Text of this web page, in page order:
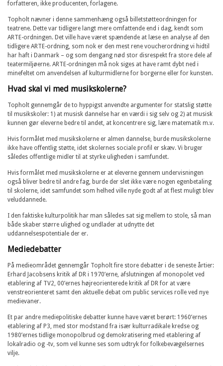
forfatteren, ikke producenten, forlagene.
Topholt nævner i denne sammenhæng også billetstøtteordningen for
teatrene. Dette var tidligere langt mere omfattende end i dag, kendt som
ARTE-ordningen. Det ville have været spændende at læse en analyse af den
tidligere ARTE-ordning, som nok er den mest rene voucherordning vi hidtil
har haft i Danmark – og som dengang nød stor disrespekt fra store dele af
teatermiljøerne. ARTE-ordningen må nok siges at have ramt dybt ned i
minefeltet om anvendelsen af kulturmidlerne for borgerne eller for kunsten.
Hvad skal vi med musikskolerne?
Topholt gennemgår de to hyppigst anvendte argumenter for statslig støtte
til musikskoler: 1) at musisk dannelse har en værdi i sig selv og 2) at musisk
kunnen gør eleverne bedre til andet, at koncentrere sig, lære matematik m.v.
Hvis formålet med musikskolerne er almen dannelse, burde musikskolerne
ikke have offentlig støtte, idet skolernes sociale profil er skæv. Vi bruger
således offentlige midler til at styrke uligheden i samfundet.
Hvis formålet med musikskolerne er at eleverne gennem undervisningen
også bliver bedre til andre fag, burde der slet ikke være nogen egenbetaling
til skolerne, idet samfundet som helhed ville nyde godt af at flest muligt blev
veluddannede.
I den faktiske kulturpolitik har man således sat sig mellem to stole, så man
både skaber større ulighed og undlader at udnytte det
uddannelsespotentiale der er.
Mediedebatter
På medieområdet gennemgår Topholt fire store debatter i de seneste årtier:
Erhard Jacobsens kritik af DR i 1970’erne, afslutningen af monopolet ved
etablering af TV2, 00’ernes højreorienterede kritik af DR for at være
venstreorienteret samt den aktuelle debat om public services rolle ved nye
medievaner.
Et par andre mediepolitiske debatter kunne have været berørt: 1960’ernes
etablering af P3, med stor modstand fra især kulturradikale kredse og
1980’ernes tidlige monopolbrud og demokratisering med etablering af
lokalradio og -tv, som vel kunne ses som udtryk for folkebevægelsernes
vilje.